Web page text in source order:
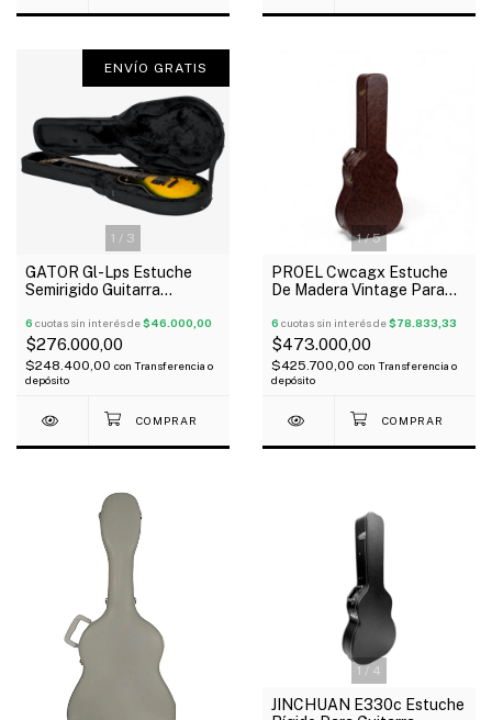
1 / 3
ENVÍO GRATIS
GATOR Gl-Lps Estuche
Semirigido Guitarra
Oferta!
6 cuotas sin interés de$46.000,00
$276.000,00
$248.400,00 con Transferencia o
depósito
1/5
PROEL Cwcagx Estuche
De Madera Vintage Para
6 cuotas sin interés de$78.833,33
$473.000,00
$425.700,00 con Transferencia o
depósito
1 / 4
JINCHUAN E330c Estuche